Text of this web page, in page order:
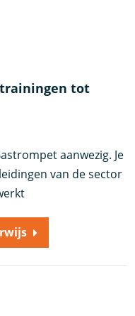
trainingen tot
aanwezig. Je
van de sector